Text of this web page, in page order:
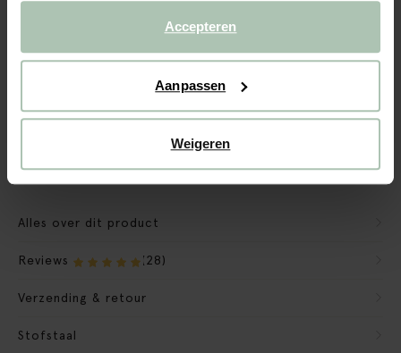
Accepteren
Aanpassen
Weigeren
VOEG TOE AAN WINKELMAND499.00€
We maken de bank gebruiksklaar
Verpakkingsmateriaal nemen we mee
Banken retourvoorwaarden
Alles over dit product
Reviews (28)
Verzending & retour
Stofstaal